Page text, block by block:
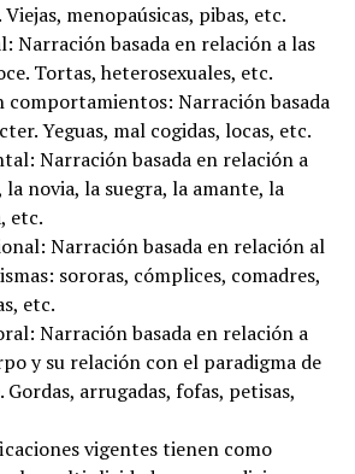
menopaúsicas, pibas, etc.
Narración basada en relación a las
Tortas, heterosexuales, etc.
comportamientos: Narración basada
Yeguas, mal cogidas, locas, etc.
Narración basada en relación a
la novia, la suegra, la amante, la
etc.
Narración basada en relación al
sororas, cómplices, comadres,
etc.
Narración basada en relación a
y su relación con el paradigma de
arrugadas, fofas, petisas,
vigentes tienen como